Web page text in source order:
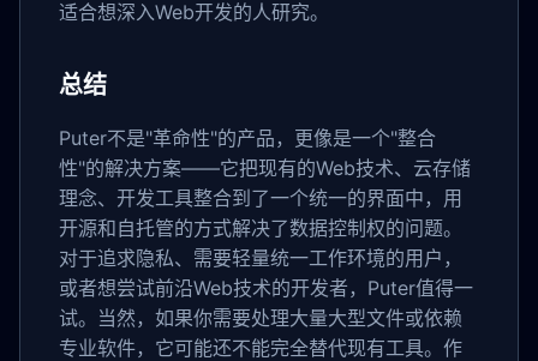
适合想深入Web开发的人研究。
总结
Puter不是"革命性"的产品，更像是一个"整合
性"的解决方案——它把现有的Web技术、云存储
理念、开发工具整合到了一个统一的界面中，用
开源和自托管的方式解决了数据控制权的问题。
对于追求隐私、需要轻量统一工作环境的用户，
或者想尝试前沿Web技术的开发者，Puter值得一
试。当然，如果你需要处理大量大型文件或依赖
专业软件，它可能还不能完全替代现有工具。作